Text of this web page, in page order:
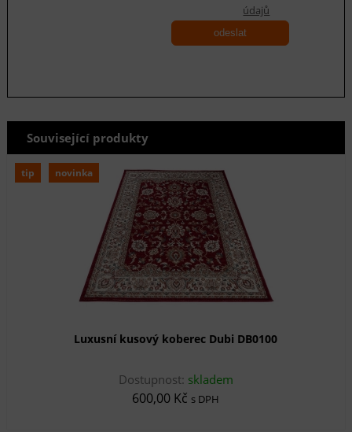
údajů
odeslat
Související produkty
tip novinka
Luxusní kusový koberec Dubi DB0100
Dostupnost: skladem
600,00 Kč s DPH